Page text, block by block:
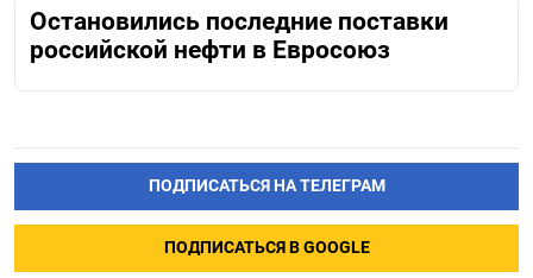
Остановились последние поставки
российской нефти в Евросоюз
ПОДПИСАТЬСЯ НА ТЕЛЕГРАМ
ПОДПИСАТЬСЯ В GOOGLE